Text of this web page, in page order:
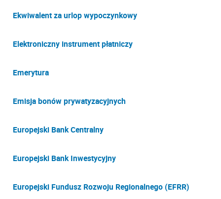
Ekwiwalent za urlop wypoczynkowy
Elektroniczny instrument płatniczy
Emerytura
Emisja bonów prywatyzacyjnych
Europejski Bank Centralny
Europejski Bank Inwestycyjny
Europejski Fundusz Rozwoju Regionalnego (EFRR)